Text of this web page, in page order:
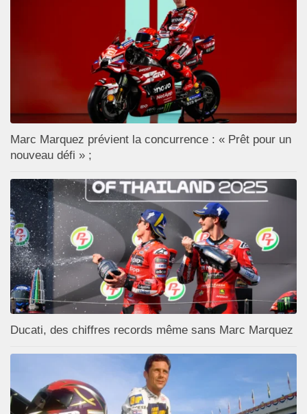
Marc Marquez prévient la concurrence : « Prêt pour un
nouveau défi » ;
Ducati, des chiffres records même sans Marc Marquez